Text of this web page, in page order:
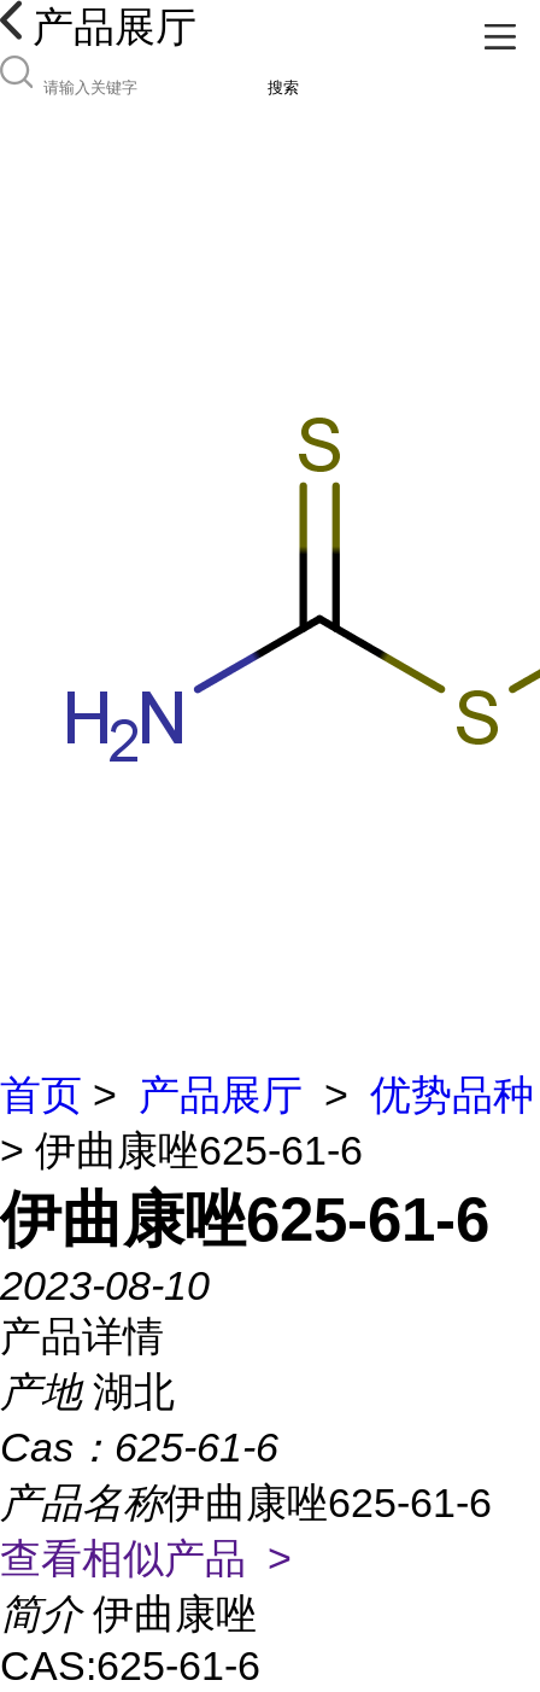
产品展厅
搜索
首页 > 产品展厅 > 优势品种
> 伊曲康唑625-61-6
伊曲康唑625-61-6
2023-08-10
产品详情
产地 湖北
Cas： 625-61-6
产品名称伊曲康唑625-61-6
查看相似产品 >
简介 伊曲康唑
CAS:625-61-6